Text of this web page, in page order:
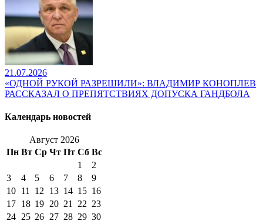
21.07.2026
«ОДНОЙ РУКОЙ РАЗРЕШИЛИ»: ВЛАДИМИР КОНОПЛЕВ
РАССКАЗАЛ О ПРЕПЯТСТВИЯХ ДОПУСКА ГАНДБОЛА
Календарь новостей
Август 2026
Пн Вт Ср Чт Пт Сб Вс
1
2
3
4 5 6 7 8
9
10 11 12 13 14 15 16
17 18 19 20 21 22 23
24 25 26 27 28 29 30